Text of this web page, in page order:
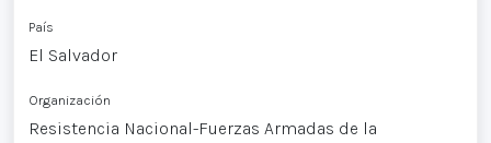
País
El Salvador
Organización
Resistencia Nacional-Fuerzas Armadas de la